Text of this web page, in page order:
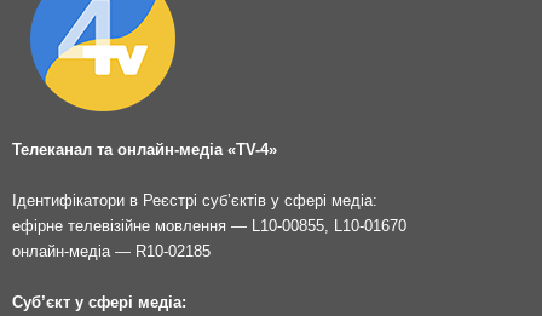
Телеканал та онлайн-медіа «TV-4»
Ідентифікатори в Реєстрі суб’єктів у сфері медіа:
ефірне телевізійне мовлення — L10-00855, L10-01670
онлайн-медіа — R10-02185
Суб’єкт у сфері медіа: